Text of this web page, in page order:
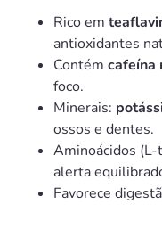
Rico em
antioxidantes
Contém cafeína
foco.
Minerais:
ossos e dentes.
Aminoácidos
alerta
Favorece